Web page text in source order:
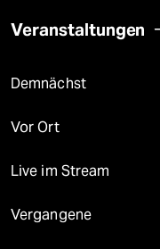
Veranstaltungen
Demnächst
Vor Ort
Live im Stream
Vergangene